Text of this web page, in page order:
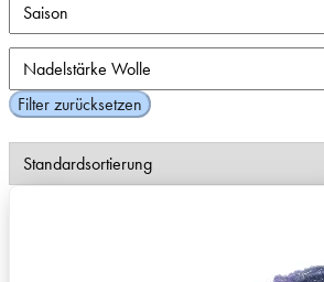
Filter zurücksetzen